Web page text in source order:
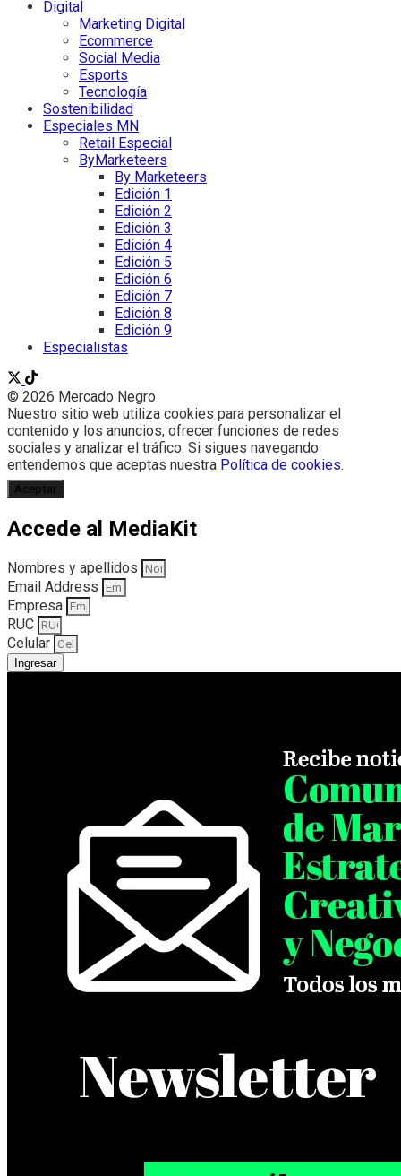
Digital
Marketing Digital
Ecommerce
Social Media
Esports
Tecnología
Sostenibilidad
Especiales MN
Retail Especial
ByMarketeers
By Marketeers
Edición 1
Edición 2
Edición 3
Edición 4
Edición 5
Edición 6
Edición 7
Edición 8
Edición 9
Especialistas
© 2026 Mercado Negro
Nuestro sitio web utiliza cookies para personalizar el
contenido y los anuncios, ofrecer funciones de redes
sociales y analizar el tráfico. Si sigues navegando
entendemos que aceptas nuestra Política de cookies.
Aceptar
Accede al MediaKit
Nombres y apellidos
Email Address
Empresa
RUC
Celular
Ingresar